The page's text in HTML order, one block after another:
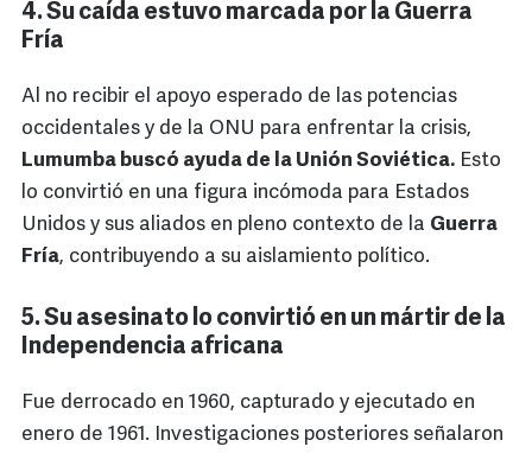
4. Su caída estuvo marcada por la Guerra
Fría
Al no recibir el apoyo esperado de las potencias
occidentales y de la ONU para enfrentar la crisis,
Lumumba buscó ayuda de la Unión Soviética. Esto
lo convirtió en una figura incómoda para Estados
Unidos y sus aliados en pleno contexto de la Guerra
Fría, contribuyendo a su aislamiento político.
5. Su asesinato lo convirtió en un mártir de la
Independencia africana
Fue derrocado en 1960, capturado y ejecutado en
enero de 1961. Investigaciones posteriores señalaron